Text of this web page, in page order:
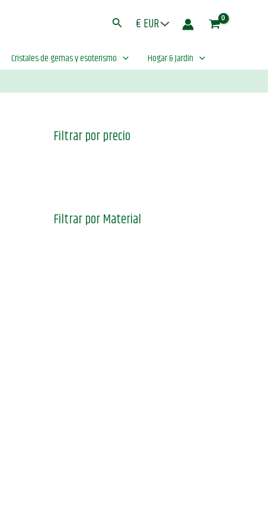
Buscar
Cristales de gemas y esoterismo Hogar & Jardín
Filtrar por precio
Filtrar por Material